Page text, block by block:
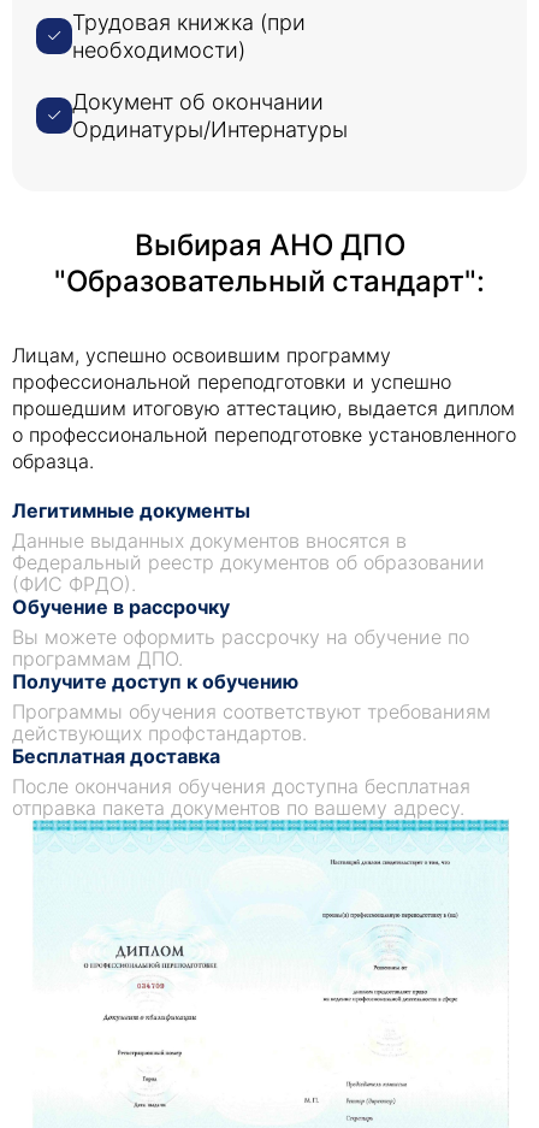
тщательной оценки состояния пациента,
включая его историю болезни, симптомы и
разрабатывает индивидуальный план ухода,
учитывающий индивидуальные потребности и
Инфекционная безопасность и инфекционный контроль
Для предотвращения распространения и
обеспечения безопасности пациентов,
применять надлежащие меры инфекционного
контроля. Меры инфекционного контроля
включают в себя гигиену рук, используя
средства индивидуальной защиты,
надлежащую очистку и дезинфекцию
оборудования и помещений.
Неотложная помощь
Неотложная медицинская помощь -
важнейший аспект отрасли здравоохранения,
который включает в себя оказание
немедленной медицинской помощи пациентам,
нуждающимся в срочной медицинской
помощи. Сестринское дело в неотложной
медицинской помощи является важным
компонентом системы неотложной
медицинской помощи и играет решающую роль
в обеспечении наилучшего ухода за
пациентами. Медсестры скорой помощи
проведение неотложных мероприятий и
координацию помощи с другими
медицинскими работниками.
Трудовая книжка (при
необходимости)
Документ об окончании
Ординатуры/Интернатуры
Выбирая АНО ДПО
"Образовательный стандарт":
Лицам, успешно освоившим программу
профессиональной переподготовки и успешно
прошедшим итоговую аттестацию, выдается диплом
о профессиональной переподготовке установленного
образца.
Легитимные документы
Данные выданных документов вносятся в
Федеральный реестр документов об образовании
(ФИС ФРДО).
Обучение в рассрочку
Вы можете оформить рассрочку на обучение по
программам ДПО.
Получите доступ к обучению
Программы обучения соответствуют требованиям
действующих профстандартов.
Бесплатная доставка
После окончания обучения доступна бесплатная
отправка пакета документов по вашему адресу.